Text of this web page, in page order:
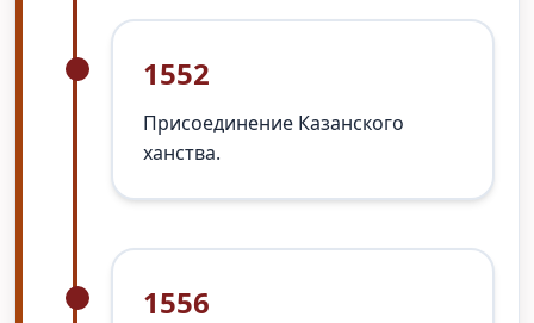
1552
Присоединение Казанского
ханства.
1556